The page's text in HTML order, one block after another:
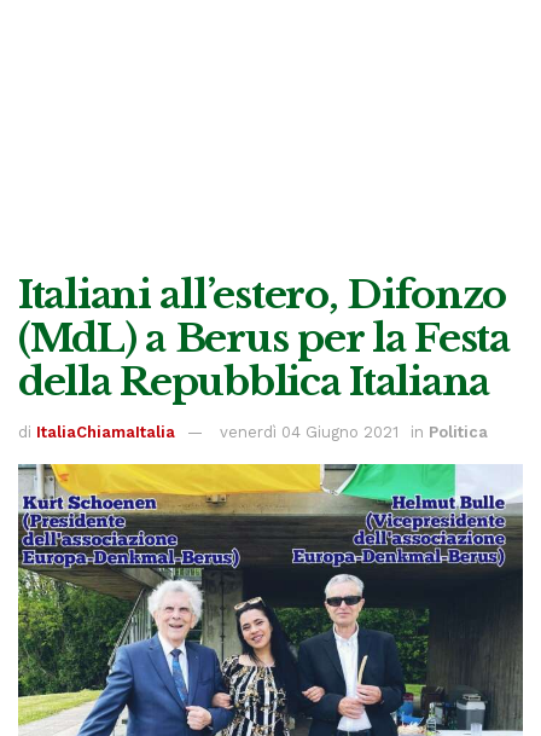
Italiani all’estero, Difonzo
(MdL) a Berus per la Festa
della Repubblica Italiana
di ItaliaChiamaItalia venerdì 04 Giugno 2021 in Politica